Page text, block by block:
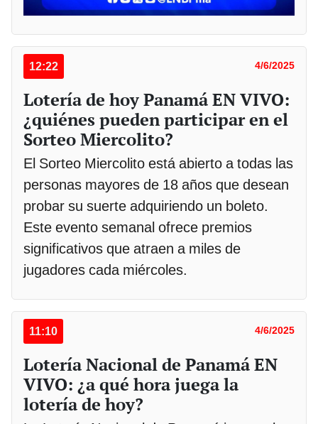
12:22 4/6/2025
Lotería de hoy Panamá EN VIVO:
¿quiénes pueden participar en el
Sorteo Miercolito?
El Sorteo Miercolito está abierto a todas las
personas mayores de 18 años que desean
probar su suerte adquiriendo un boleto.
Este evento semanal ofrece premios
significativos que atraen a miles de
jugadores cada miércoles.
11:10 4/6/2025
Lotería Nacional de Panamá EN
VIVO: ¿a qué hora juega la
lotería de hoy?